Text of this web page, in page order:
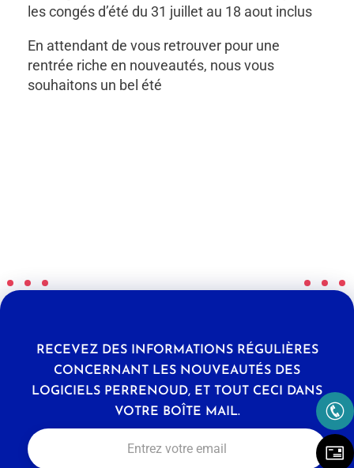
les congés d’été du 31 juillet au 18 aout inclus
En attendant de vous retrouver pour une
rentrée riche en nouveautés, nous vous
souhaitons un bel été
RECEVEZ DES INFORMATIONS RÉGULIÈRES
CONCERNANT LES NOUVEAUTÉS DES
LOGICIELS PERRENOUD, ET TOUT CECI DANS
VOTRE BOÎTE MAIL.